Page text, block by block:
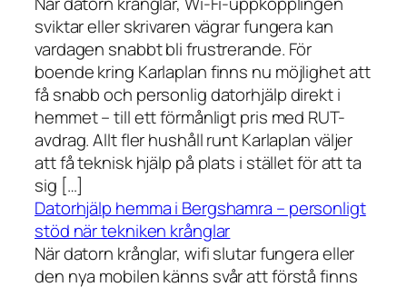
sviktar eller skrivaren vägrar fungera kan
vardagen snabbt bli frustrerande. För
boende kring Karlaplan finns nu möjlighet att
få snabb och personlig datorhjälp direkt i
hemmet – till ett förmånligt pris med RUT-
avdrag. Allt fler hushåll runt Karlaplan väljer
att få teknisk hjälp på plats i stället för att ta
sig […]
Datorhjälp hemma i Bergshamra – personligt
stöd när tekniken krånglar
När datorn krånglar, wifi slutar fungera eller
den nya mobilen känns svår att förstå finns